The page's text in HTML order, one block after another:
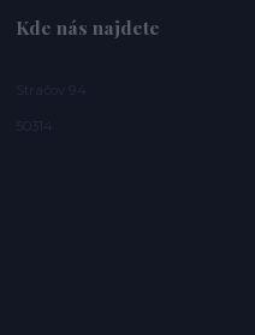
Kde nás najdete